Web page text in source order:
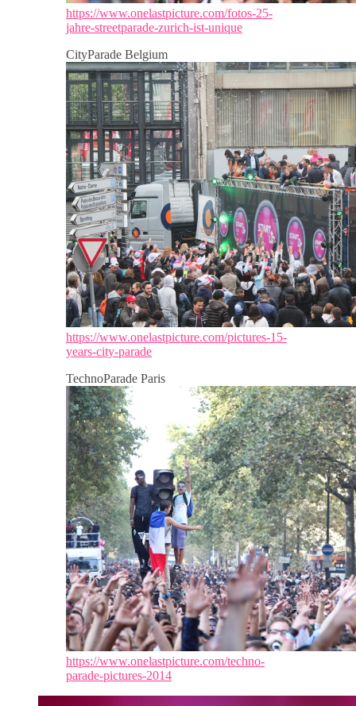
https://www.onelastpicture.com/fotos-25-
jahre-streetparade-zurich-ist-unique
CityParade Belgium
https://www.onelastpicture.com/pictures-15-
years-city-parade
TechnoParade Paris
https://www.onelastpicture.com/techno-
parade-pictures-2014